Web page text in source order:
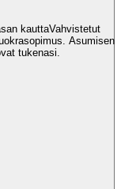
kauttaVahvistetut
Asumisen
tukenasi.